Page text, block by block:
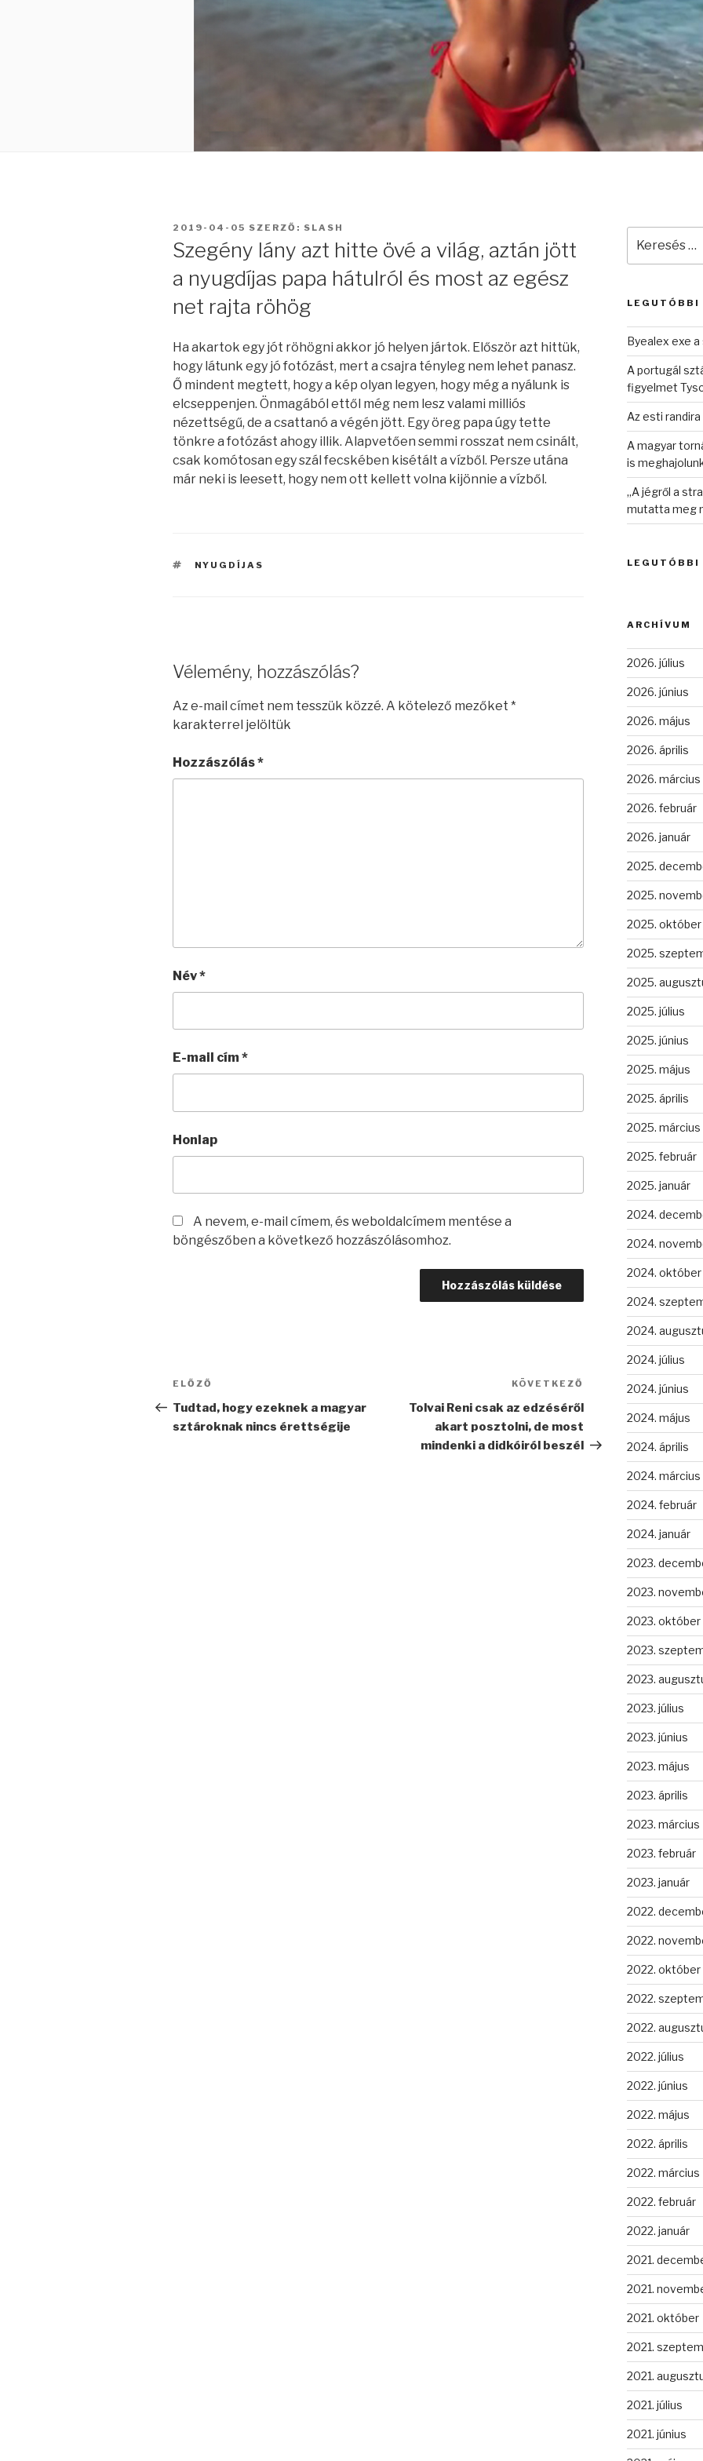
BEKÜLDVE:
2019-04-05 SZERZŐ: SLASH
Szegény lány azt hitte övé a világ, aztán jött
a nyugdíjas papa hátulról és most az egész
net rajta röhög
Ha akartok egy jót röhögni akkor jó helyen jártok. Először azt hittük,
hogy látunk egy jó fotózást, mert a csajra tényleg nem lehet panasz.
Ő mindent megtett, hogy a kép olyan legyen, hogy még a nyálunk is
elcseppenjen. Önmagából ettől még nem lesz valami milliós
nézettségű, de a csattanó a végén jött. Egy öreg papa úgy tette
tönkre a fotózást ahogy illik. Alapvetően semmi rosszat nem csinált,
csak komótosan egy szál fecskében kisétált a vízből. Persze utána
már neki is leesett, hogy nem ott kellett volna kijönnie a vízből.
CÍMKÉK
NYUGDÍJAS
Vélemény, hozzászólás?
Az e-mail címet nem tesszük közzé. A kötelező mezőket *
karakterrel jelöltük
Hozzászólás*
Név*
E-mail cím*
Honlap
A nevem, e-mail címem, és weboldalcímem mentése a
böngészőben a következő hozzászólásomhoz.
Bejegyzés
navigáció
Korábbi
bejegyzés
ELŐZŐ
Tudtad, hogy ezeknek a magyar
sztároknak nincs érettségije
Következő
bejegyzés
KÖVETKEZŐ
Tolvai Reni csak az edzéséről
akart posztolni, de most
mindenki a didkóiról beszél
következő
LEGUTÓBBI
Byealex exe
A portugál
figyelmet
Az esti
A magyar
is
„A jégről a
mutatta meg
LEGUTÓBBI
ARCHÍVUM
2026. július
2026. június
2026. május
2026. április
2026. március
2026. február
2026. január
2025.
2025.
2025. október
2025.
2025.
2025. július
2025. június
2025. május
2025. április
2025. március
2025. február
2025. január
2024.
2024.
2024. október
2024.
2024.
2024. július
2024. június
2024. május
2024. április
2024. március
2024. február
2024. január
2023.
2023.
2023. október
2023.
2023.
2023. július
2023. június
2023. május
2023. április
2023. március
2023. február
2023. január
2022.
2022.
2022. október
2022.
2022.
2022. július
2022. június
2022. május
2022. április
2022. március
2022. február
2022. január
2021.
2021.
2021. október
2021.
2021.
2021. július
2021. június